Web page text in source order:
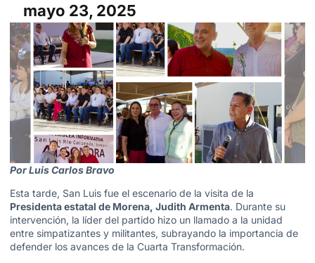
mayo 23, 2025
Por Luis Carlos Bravo
Esta tarde, San Luis fue el escenario de la visita de la
Presidenta estatal de Morena, Judith Armenta. Durante su
intervención, la líder del partido hizo un llamado a la unidad
entre simpatizantes y militantes, subrayando la importancia de
defender los avances de la Cuarta Transformación.